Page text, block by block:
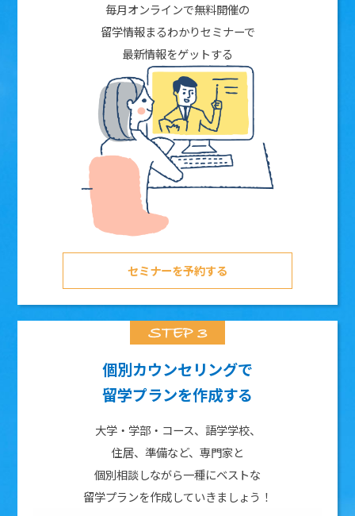
毎月オンラインで無料開催の
留学情報まるわかりセミナーで
最新情報をゲットする
セミナーを予約する
個別カウンセリングで
留学プランを作成する
大学・学部・コース、語学学校、
住居、準備など、専門家と
個別相談しながら一種にベストな
留学プランを作成していきましょう！